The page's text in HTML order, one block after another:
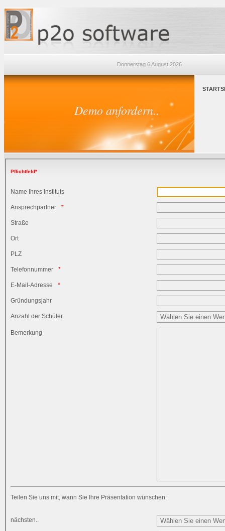
Donnerstag 6 August 2026
Demo anfordern..
Pflichtfeld*
Name Ihres Instituts
Ansprechpartner
Straße
Ort
PLZ
Telefonnummer
E-Mail-Adresse
Gründungsjahr
Anzahl der Schüler
Bemerkung
Teilen Sie uns mit, wann Sie Ihre Präsentation wünschen:
nächsten..